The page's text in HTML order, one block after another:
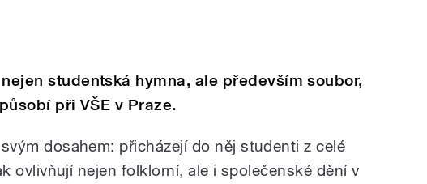
studentská hymna, ale především soubor,
při VŠE v Praze.
dosahem: přicházejí do něj studenti z celé
ovlivňují nejen folklorní, ale i společenské dění v